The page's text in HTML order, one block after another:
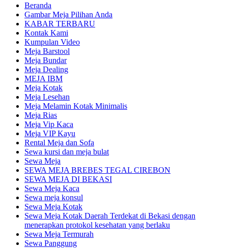
Beranda
Gambar Meja Pilihan Anda
KABAR TERBARU
Kontak Kami
Kumpulan Video
Meja Barstool
Meja Bundar
Meja Dealing
MEJA IBM
Meja Kotak
Meja Lesehan
Meja Melamin Kotak Minimalis
Meja Rias
Meja Vip Kaca
Meja VIP Kayu
Rental Meja dan Sofa
Sewa kursi dan meja bulat
Sewa Meja
SEWA MEJA BREBES TEGAL CIREBON
SEWA MEJA DI BEKASI
Sewa Meja Kaca
Sewa meja konsul
Sewa Meja Kotak
Sewa Meja Kotak Daerah Terdekat di Bekasi dengan
menerapkan protokol kesehatan yang berlaku
Sewa Meja Termurah
Sewa Panggung